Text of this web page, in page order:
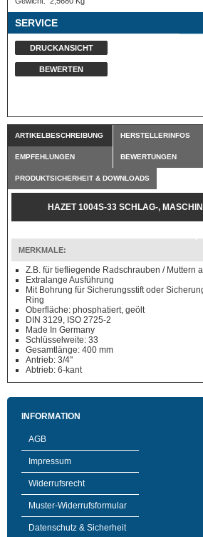
SERVICE
DRUCKANSICHT
BEWERTEN
ARTIKELBESCHREIBUNG HERSTELLERINFOS
EMPFEHLUNGEN BEWERTUNGEN
PRODUKTSICHERHEIT & DOWNLOADS
HAZET 1004S-33 SCHLAG-,
MERKMALE:
Z.B. für tiefliegende Radschrauben / Muttern
Extralange Ausführung
Mit Bohrung für Sicherungsstift oder
Ring
Oberfläche: phosphatiert, geölt
DIN 3129, ISO 2725-2
Made In Germany
Schlüsselweite: 33
Gesamtlänge: 400 mm
Antrieb: 3/4"
Abtrieb: 6-kant
INFORMATION
AGB
Impressum
Widerrufsrecht
Muster-Widerrufsformular
Datenschutz & Sicherheit